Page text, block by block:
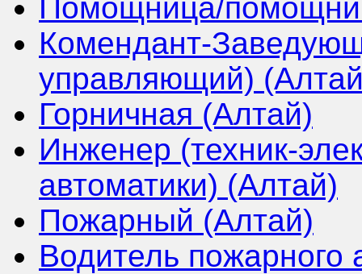
Помощница/
Комендант-
управляющий)
Горничная (Алтай)
Инженер (техник-
автоматики) (Алтай)
Пожарный (Алтай)
Водитель пожарного